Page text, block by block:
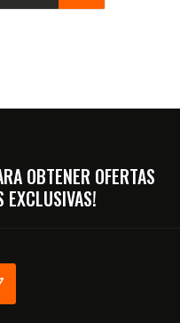
OBTENER OFERTAS
EXCLUSIVAS!